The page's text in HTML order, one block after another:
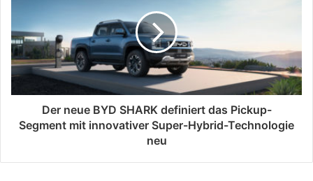
Der neue BYD SHARK definiert das Pickup-
Segment mit innovativer Super-Hybrid-Technologie
neu